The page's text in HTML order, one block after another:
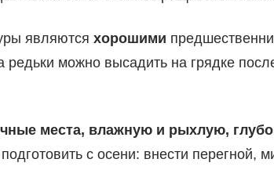
являются хорошими
можно высадить на грядке
места, влажную и рыхлую,
с осени: внести перегной,